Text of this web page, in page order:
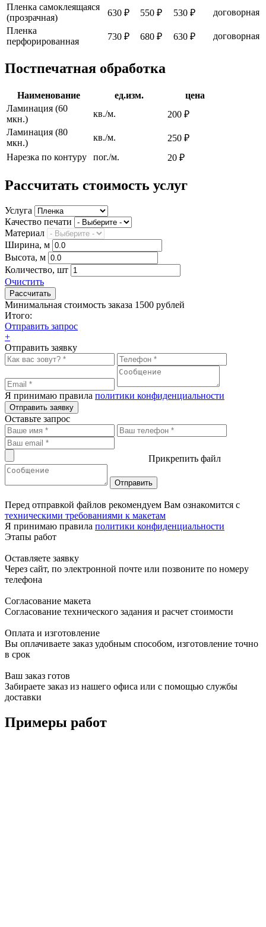
Пленка самоклеящаяся
(прозрачная)
630 ₽ 550 ₽ 530 ₽
договорная
Пленка
перфорированная
730 ₽ 680 ₽ 630 ₽ договорная
Постпечатная обработка
Наименование ед.изм.
цена
Ламинация (60
мкн.)
кв./м.
200 ₽
Ламинация (80
мкн.)
кв./м.
250 ₽
Нарезка по контуру
пог./м. 20 ₽
Рассчитать стоимость услуг
Услуга
Качество печати
Материал
Ширина, м
Высота, м
Количество, шт
Очистить
Минимальная стоимость заказа 1500 рублей
Итого:
Отправить запрос
+
Отправить заявку
Я принимаю правила политики конфиденциальности
Отправить заявку
Оставьте запрос
Прикрепить файл
Перед отправкой файлов рекомендуем Вам ознакомится с
техническими требованиями к макетам
Я принимаю правила политики конфиденциальности
Этапы работ
Оставляете заявку
Через сайт, по электронной почте или позвоните по номеру
телефона
Согласование макета
Согласование технического задания и расчет стоимости
Оплата и изготовление
Вы оплачиваете заказ удобным способом, изготовление точно
в срок
Ваш заказ готов
Забираете заказ из нашего офиса или с помощью службы
доставки
Примеры работ